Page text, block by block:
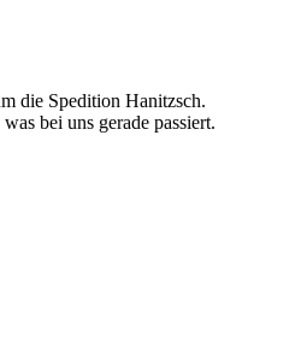
die Spedition Hanitzsch.
bei uns gerade passiert.